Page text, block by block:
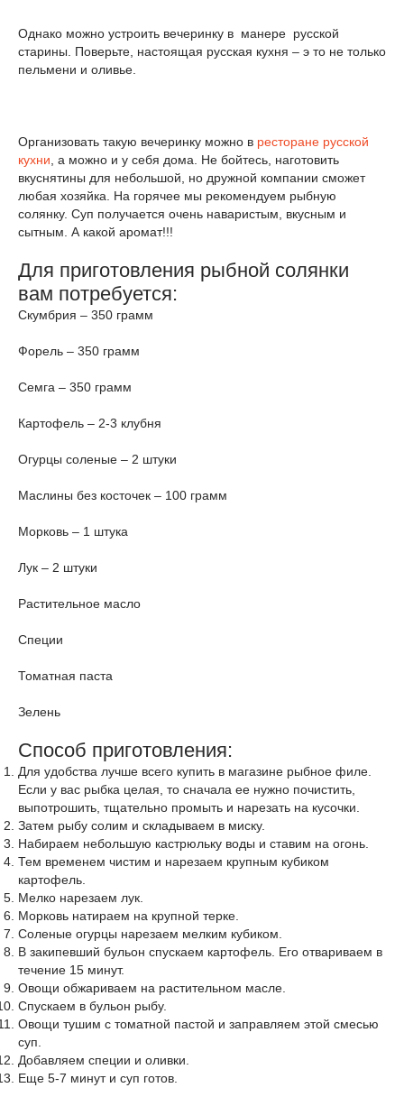
Однако можно устроить вечеринку в манере русской
старины. Поверьте, настоящая русская кухня – э то не только
пельмени и оливье.
Организовать такую вечеринку можно в ресторане русской
кухни , а можно и у себя дома. Не бойтесь, наготовить
вкуснятины для небольшой, но дружной компании сможет
любая хозяйка. На горячее мы рекомендуем рыбную
солянку. Суп получается очень наваристым, вкусным и
сытным. А какой аромат!!!
Для приготовления рыбной солянки
вам потребуется:
Скумбрия – 350 грамм
Форель – 350 грамм
Семга – 350 грамм
Картофель – 2-3 клубня
Огурцы соленые – 2 штуки
Маслины без косточек – 100 грамм
Морковь – 1 штука
Лук – 2 штуки
Растительное масло
Специи
Томатная паста
Зелень
Способ приготовления:
Для удобства лучше всего купить в магазине рыбное филе.
Если у вас рыбка целая, то сначала ее нужно почистить,
выпотрошить, тщательно промыть и нарезать на кусочки.
Затем рыбу солим и складываем в миску.
Набираем небольшую кастрюльку воды и ставим на огонь.
Тем временем чистим и нарезаем крупным кубиком
картофель.
Мелко нарезаем лук.
Морковь натираем на крупной терке.
Соленые огурцы нарезаем мелким кубиком.
В закипевший бульон спускаем картофель. Его отвариваем в
течение 15 минут.
Овощи обжариваем на растительном масле.
Спускаем в бульон рыбу.
Овощи тушим с томатной пастой и заправляем этой смесью
суп.
Добавляем специи и оливки.
Еще 5-7 минут и суп готов.